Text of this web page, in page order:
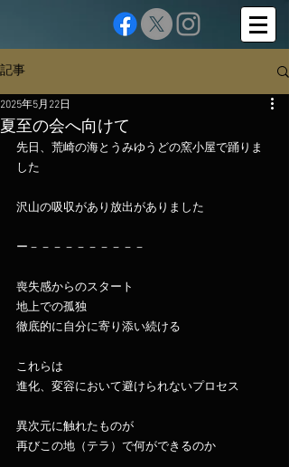
記事
夏至の会へ向けて
2025年5月22日
先日、荒崎の海とうみゆうどの窯小屋で踊りま
した
沢山の吸収があり放出がありました
ー－－－－－－－－－－
喪失感からのスタート
地上での孤独
徹底的に自分に寄り添い続ける
これらは
進化、変容において避けられないプロセス
異次元に触れたものが
再びこの地（テラ）で何ができるのか